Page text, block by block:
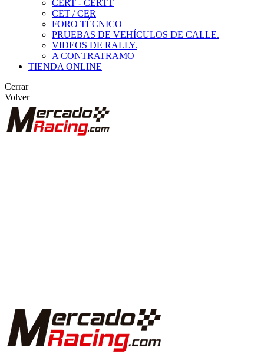
CERT - CERTT
CET / CER
FORO TÉCNICO
PRUEBAS DE VEHÍCULOS DE CALLE.
VIDEOS DE RALLY.
A CONTRATRAMO
TIENDA ONLINE
Cerrar
Volver
Porsche
Skoda
OTRAS MARCAS